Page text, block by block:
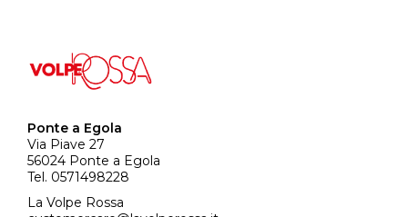
Ponte a Egola
Via Piave 27
56024 Ponte a Egola
Tel. 0571498228
La Volpe Rossa